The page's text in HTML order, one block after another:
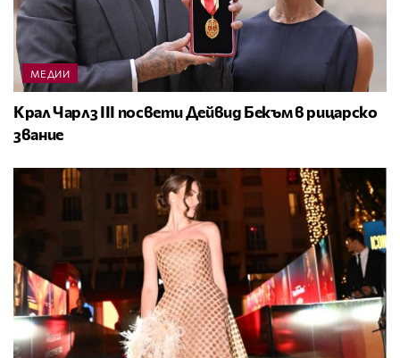
МЕДИИ
Крал Чарлз III посвети Дейвид Бекъм в рицарско
звание